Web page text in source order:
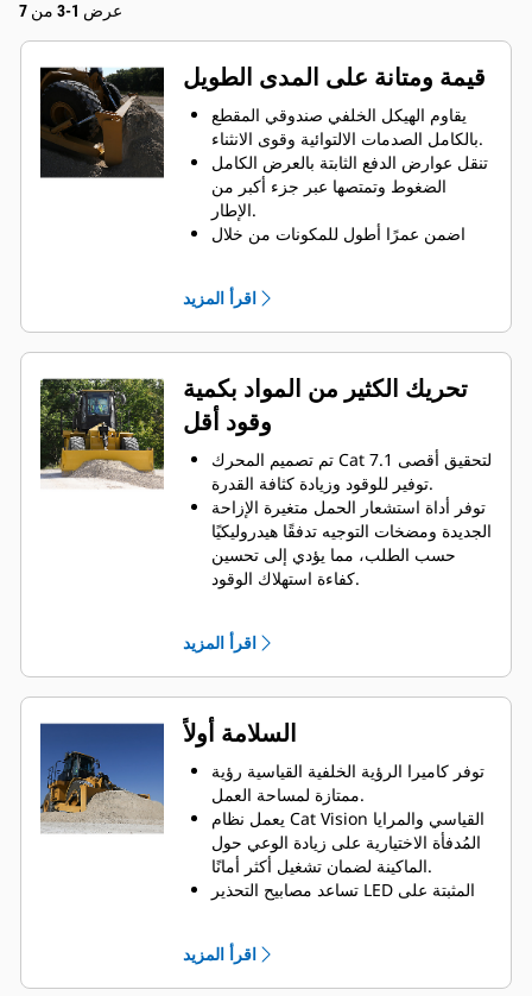
عرض 1-3 من 7
قيمة ومتانة على المدى الطويل
يقاوم الهيكل الخلفي صندوقي المقطع
بالكامل الصدمات الالتوائية وقوى الانثناء.
تنقل عوارض الدفع الثابتة بالعرض الكامل
الضغوط وتمتصها عبر جزء أكبر من
الإطار.
اضمن عمرًا أطول للمكونات من خلال
ينتح عن تحسين حامل تثبيت المحور زيادة
السلامة الهيكلية.
تنقل حوامل أسطوانة التوجيه للخدمة
الشاقة أحمال التوجيه على نحو فعال إلى
الإطار.
تتحمل الهياكل المتينة أصعب الظروف
والعديد من
دورات العمر الافتراضي لتحسين هامش
الأرباح.
تم تصميم الشفرات المرنة والمتينة
بسمات تجريف وتدحرج فائقة.
اقرأ المزيد
تحريك الكثير من المواد بكمية
وقود أقل
تم تصميم المحرك Cat 7.1 لتحقيق أقصى
توفير للوقود وزيادة كثافة القدرة.
توفر أداة استشعار الحمل متغيرة الإزاحة
الجديدة ومضخات التوجيه تدفقًا هيدروليكيًا
حسب الطلب، مما يؤدي إلى تحسين
كفاءة استهلاك الوقود.
إيقاف تشغيل المحرك في وضع التباطؤ
يؤدي تكامل الأنظمة العميق بين المحرك
ونظام الانبعاثات ومجموعة نقل الحركة
والنظام الهيدروليكي ونظام التبريد إلى
تقليل استهلاك الوقود في المتوسط
مقارنة بالموديل السابق.
تعمل الأنظمة المبتكرة بكفاءة على خفض
متوسط سرعة المحرك أثناء العمل
وتقليل الأحمال الحرارية الكلية للنظام
يتميز ناقل حركة Powershift كوكبي
الإلكتروني المتقدم في الإنتاجية (APECS)
لتحقيق قوة دافعة أكبر على المنحدرات
اقرأ المزيد
السلامة أولاً
توفر كاميرا الرؤية الخلفية القياسية رؤية
ممتازة لمساحة العمل.
يعمل نظام Cat Vision القياسي والمرايا
المُدفأة الاختيارية على زيادة الوعي حول
الماكينة لضمان تشغيل أكثر أمانًا.
تساعد مصابيح التحذير LED المثبتة على
تعمل الدرابزينات والسلالم والأسطح غير
القابلة للانزلاق على تعزيز سلامة الفنيين
اقرأ المزيد